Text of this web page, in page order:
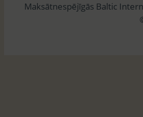
ē
Maksātnespējīgās Baltic